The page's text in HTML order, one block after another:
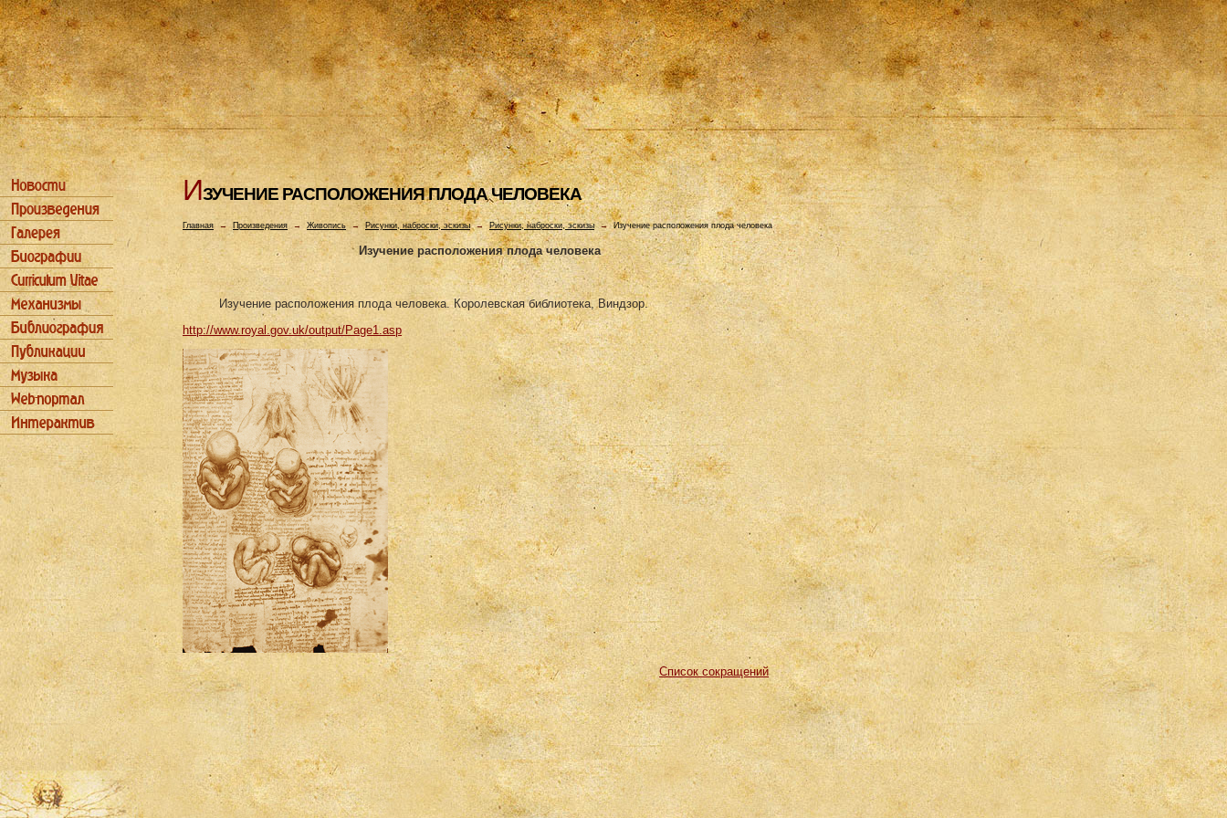
ИЗУЧЕHИЕ РАСПОЛОЖЕHИЯ ПЛОДА ЧЕЛОВЕКА
Главная→ Произведения → Живопись→Рисунки, наброски, эскизы→Рисунки, наброски, эскизы→Изучение расположения плода человека
Изучение расположения плода человека
Изучение расположения плода человека. Королевская библиотека, Виндзор.
http://www.royal.gov.uk/output/Page1.asp
Список сокращений